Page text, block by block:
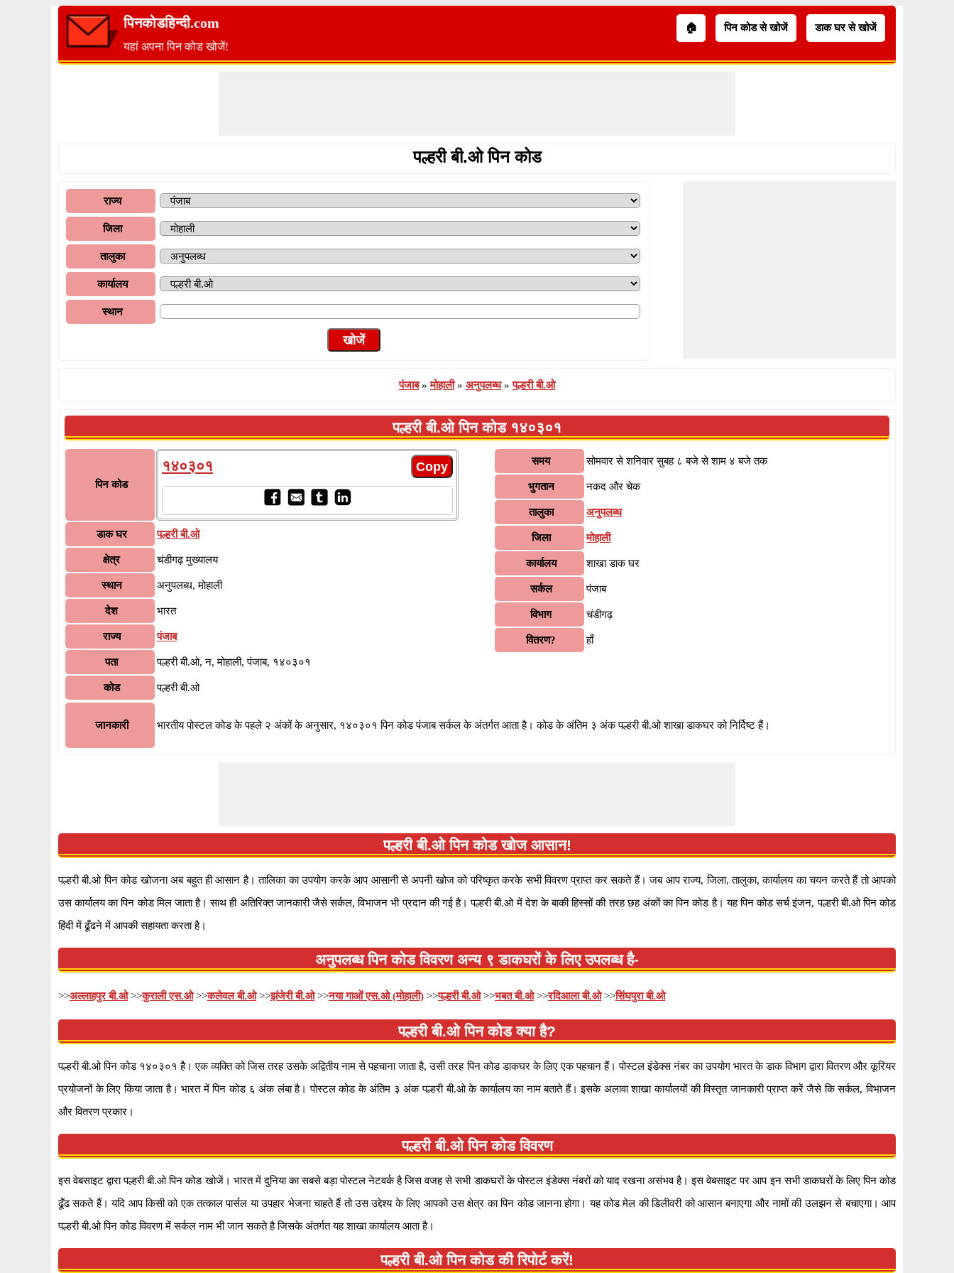
पिनकोडहिन्दी.com
यहां अपना पिन कोड खोजें!
🏠 पिन कोड से खोजें डाक घर से खोजें
पल्हरी बी.ओ पिन कोड
राज्य
जिला
तालुका
कार्यालय
स्थान
पंजाब » मोहाली » अनुपलब्ध » पल्हरी बी.ओ
पल्हरी बी.ओ पिन कोड १४०३०१
पिन कोड
१४०३०१
डाक घर पल्हरी बी.ओ
क्षेत्र चंडीगढ़ मुख्यालय
स्थान अनुपलब्ध, मोहाली
देश भारत
राज्य पंजाब
पता पल्हरी बी.ओ, न, मोहाली, पंजाब, १४०३०१
कोड पल्हरी बी.ओ
समय सोमवार से शनिवार सुबह ८ बजे से शाम ४ बजे तक
भुगतान नकद और चेक
तालुका अनुपलब्ध
जिला मोहाली
कार्यालय शाखा डाक घर
सर्कल पंजाब
विभाग चंडीगढ़
वितरण? हाँ
जानकारी भारतीय पोस्टल कोड के पहले २ अंकों के अनुसार, १४०३०१ पिन कोड पंजाब सर्कल के अंतर्गत आता है। कोड के अंतिम ३ अंक पल्हरी बी.ओ शाखा डाकघर को निर्दिष्ट हैं।
पल्हरी बी.ओ पिन कोड खोज आसान!
पल्हरी बी.ओ पिन कोड खोजना अब बहुत ही आसान है। तालिका का उपयोग करके आप आसानी से अपनी खोज को परिष्कृत करके सभी विवरण प्राप्त कर सकते हैं। जब आप राज्य, जिला, तालुका, कार्यालय का चयन करते हैं तो आपको
उस कार्यालय का पिन कोड मिल जाता है। साथ ही अतिरिक्त जानकारी जैसे सर्कल, विभाजन भी प्रदान की गई है। पल्हरी बी.ओ में देश के बाकी हिस्सों की तरह छह अंकों का पिन कोड है। यह पिन कोड सर्च इंजन, पल्हरी बी.ओ पिन कोड
हिंदी में ढूँढने में आपकी सहायता करता है।
अनुपलब्ध पिन कोड विवरण अन्य ९ डाकघरों के लिए उपलब्ध है-
>>अल्लाहपुर बी.ओ>>कुराली एस.ओ>>कलेवल बी.ओ>>झंजेरी बी.ओ>>नया गाओं एस.ओ (मोहाली) >>पल्हरी बी.ओ>>भबत बी.ओ>>रदिआला बी.ओ>>सिंघपुरा बी.ओ
पल्हरी बी.ओ पिन कोड क्या है?
पल्हरी बी.ओ पिन कोड १४०३०१ है। एक व्यक्ति को जिस तरह उसके अद्वितीय नाम से पहचाना जाता है, उसी तरह पिन कोड डाकघर के लिए एक पहचान हैं। पोस्टल इंडेक्स नंबर का उपयोग भारत के डाक विभाग द्वारा वितरण और कूरियर
प्रयोजनों के लिए किया जाता है। भारत में पिन कोड ६ अंक लंबा है। पोस्टल कोड के अंतिम ३ अंक पल्हरी बी.ओ के कार्यालय का नाम बताते हैं। इसके अलावा शाखा कार्यालयों की विस्तृत जानकारी प्राप्त करें जैसे कि सर्कल, विभाजन
और वितरण प्रकार।
पल्हरी बी.ओ पिन कोड विवरण
इस वेबसाइट द्वारा पल्हरी बी.ओ पिन कोड खोजें। भारत में दुनिया का सबसे बड़ा पोस्टल नेटवर्क है जिस वजह से सभी डाकघरों के पोस्टल इंडेक्स नंबरों को याद रखना असंभव है। इस वेबसाइट पर आप इन सभी डाकघरों के लिए पिन कोड
ढूँढ सकते हैं। यदि आप किसी को एक तत्काल पार्सल या उपहार भेजना चाहते हैं तो उस उद्देश्य के लिए आपको उस क्षेत्र का पिन कोड जानना होगा। यह कोड मेल की डिलीवरी को आसान बनाएगा और नामों की उलझन से बचाएगा। आप
पल्हरी बी.ओ पिन कोड विवरण में सर्कल नाम भी जान सकते है जिसके अंतर्गत यह शाखा कार्यालय आता है।
पल्हरी बी.ओ पिन कोड की रिपोर्ट करें!